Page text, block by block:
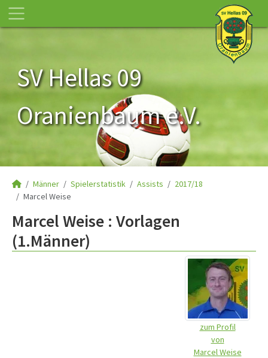
SV Hellas 09
Oranienbaum e.V.
Männer Spielerstatistik Assists
2017/18
Marcel Weise
Marcel Weise : Vorlagen
(1.Männer)
zum Profil
von
Marcel Weise